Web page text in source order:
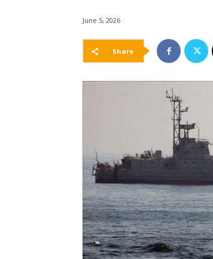
June 5, 2026
Share